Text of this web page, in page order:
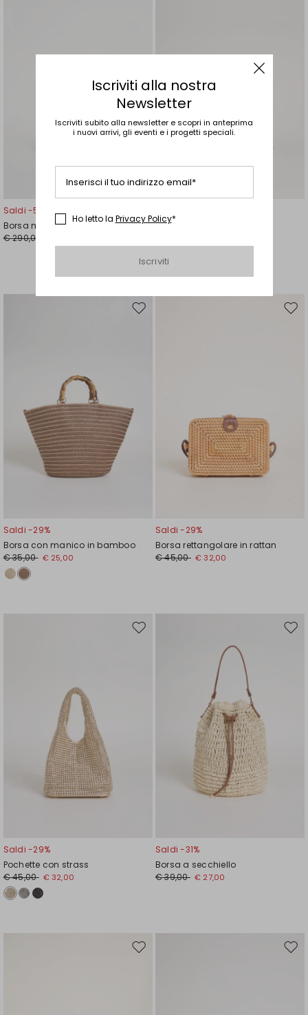
Saldi -50%
Borsa mini effetto rafia
€ 290,00
Clutch in raso
Sposta
Saldi -29%
Borsa con manico in bamboo
€ 35,00 € 25,00
Saldi -29%
Borsa rettangolare in rattan
€ 45,00 € 32,00
Sposta
Saldi -29%
Pochette con strass
€ 45,00 € 32,00
Saldi -31%
Borsa a secchiello
€ 39,00 € 27,00
Sposta
Iscriviti alla nostra
Newsletter
Iscriviti subito alla newsletter e scopri in anteprima
i nuovi arrivi, gli eventi e i progetti speciali.
Inserisci il tuo indirizzo email*
Ho letto la Privacy Policy*
Iscriviti